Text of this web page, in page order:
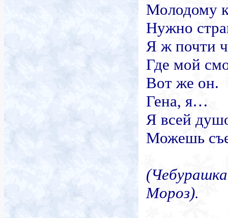
Молодому
Нужно
Я ж почти
Где мой
Вот же он.
Гена, я…
Я всей
Можешь
Мороз).